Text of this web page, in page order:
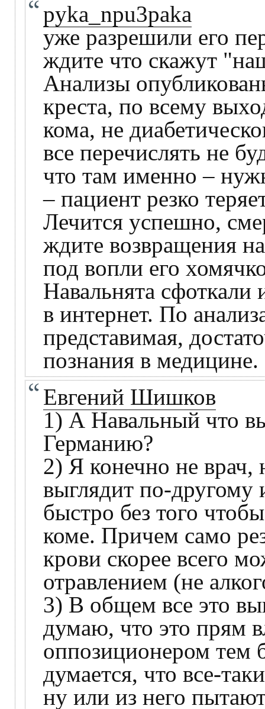
pyka_npu3paka
уже разрешили его
ждите что скажут
Анализы
креста, по всему
кома, не
все перечислять не
что там именно –
– пациент резко
Лечится успешно,
ждите возвращения
под вопли его
Навальнята
в интернет. По
представимая,
познания в медицине.
Евгений Шишков
1) А Навальный что
Германию?
2) Я конечно не
выглядит по-другому
быстро без того
коме. Причем само
крови скорее всего
отравлением (не
3) В общем все это
думаю, что это прям
оппозиционером тем
думается, что все-
ну или из него